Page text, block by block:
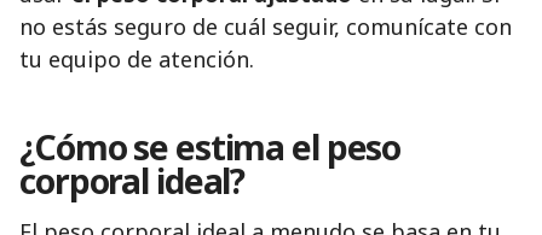
no estás seguro de cuál seguir, comunícate con
tu equipo de atención.
¿Cómo se estima el peso
corporal ideal?